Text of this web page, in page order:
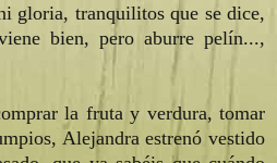
gloria, tranquilitos que se dice,
bien, pero aburre pelín...,
la fruta y verdura, tomar
Alejandra estrenó vestido